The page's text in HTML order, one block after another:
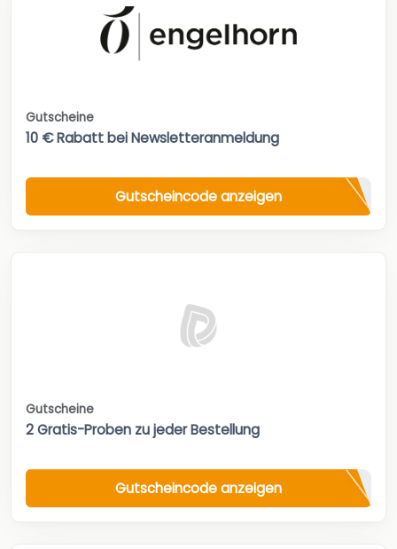
Gutscheine
10 € Rabatt bei Newsletteranmeldung
Gutscheincode anzeigen
Gutscheine
2 Gratis-Proben zu jeder Bestellung
Gutscheincode anzeigen